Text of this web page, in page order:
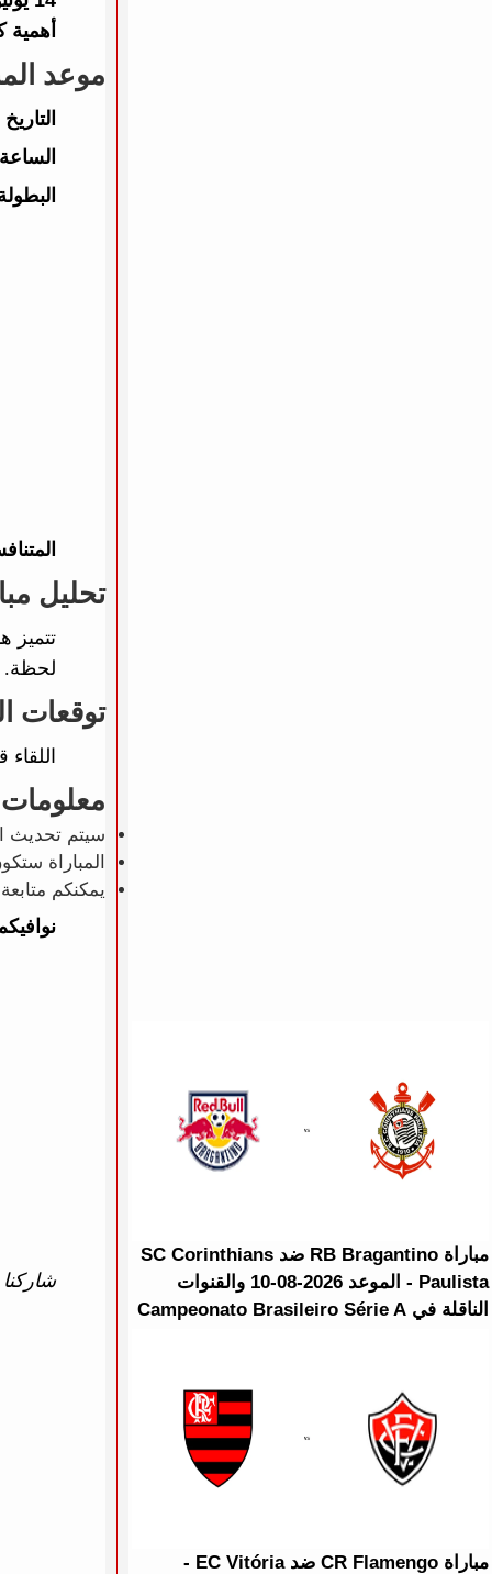
موعد
تحليل
تتميز
لحظة.
توقعات
سيتم تحديث
المباراة
يمكنكم
شاركنا
مباراة RB Bragantino ضد SC Corinthians
Paulista - الموعد 2026-08-10 والقنوات
الناقلة في Campeonato Brasileiro Série A
مباراة CR Flamengo ضد EC Vitória -